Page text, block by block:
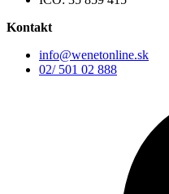
Kontakt
info@wenetonline.sk
02/ 501 02 888